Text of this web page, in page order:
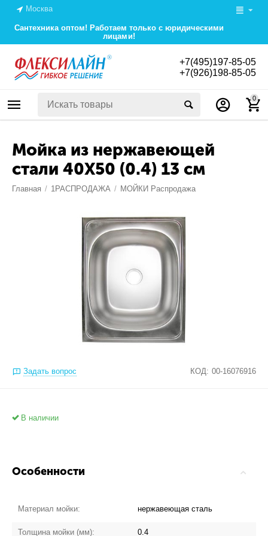
Москва
Сантехника оптом! Работаем только с юридическими
лицами!
+7(495)197-85-05
+7(926)198-85-05
0
Мойка из нержавеющей
стали 40Х50 (0.4) 13 см
Главная / 1РАСПРОДАЖА / МОЙКИ Распродажа
Задать вопрос КОД: 00-16076916
В наличии
Особенности
Материал мойки: нержавеющая сталь
Толщина мойки (мм): 0.4